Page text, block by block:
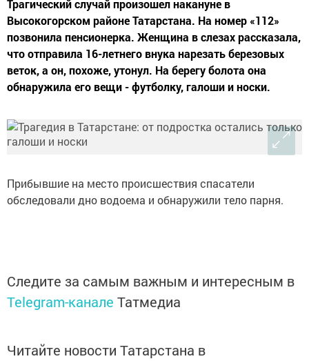
Трагический случай произошел накануне в
Высокогорском районе Татарстана. На номер «112»
позвонила пенсионерка. Женщина в слезах рассказала,
что отправила 16-летнего внука нарезать березовых
веток, а он, похоже, утонул. На берегу болота она
обнаружила его вещи - футболку, галоши и носки.
Прибывшие на место происшествия спасатели
обследовали дно водоема и обнаружили тело парня.
Следите за самым важным и интересным в
Telegram-канале Татмедиа
Читайте новости Татарстана в